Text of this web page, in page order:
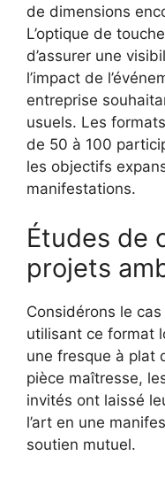
de dimensions
L’optique de
d’assurer une
l’impact de
entreprise
usuels. Les
de 50 à 100
les objectifs
manifestations.
Études de
projets
Considérons le
utilisant ce format
une fresque à plat
pièce maîtresse,
invités ont laissé
l’art en une
soutien mutuel.